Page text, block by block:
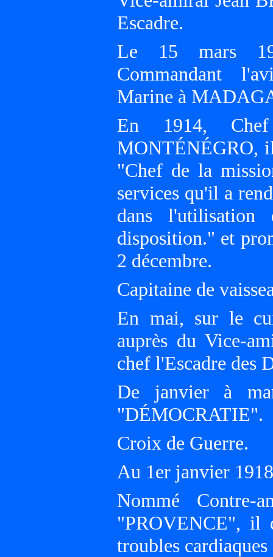
Escadre.
Le 15 mars
Commandant
Marine à
En 1914,
MONTÉNÉGRO,
"Chef de la
services qu'il a
dans
disposition." et
2 décembre.
Capitaine de
En mai, sur le
auprès du Vice-
chef l'Escadre des
De janvier à
"DÉMOCRATIE".
Croix de Guerre.
Au 1er janvier
Nommé
"PROVENCE", il
troubles